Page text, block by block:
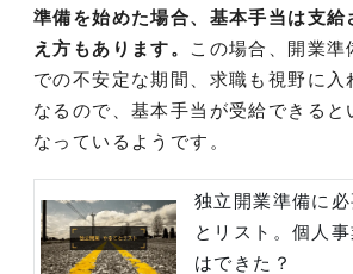
準備を始めた場合、基本手当は支給
え方もあります。
この場合、開業準
での不安定な期間、求職も視野に入
なるので、基本手当が受給できると
なっているようです。
独立開業準備に
とリスト。個人
はできた？